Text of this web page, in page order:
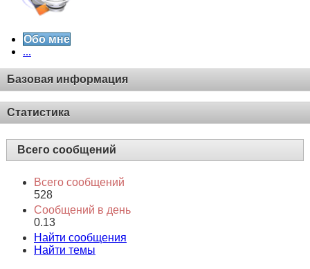
Обо мне
...
Базовая информация
Статистика
Всего сообщений
Всего сообщений
528
Сообщений в день
0.13
Найти сообщения
Найти темы